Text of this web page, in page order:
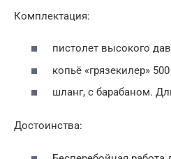
Комплектация:
пистолет высокого
копьё «грязекилер»
шланг, с барабаном.
Достоинства: